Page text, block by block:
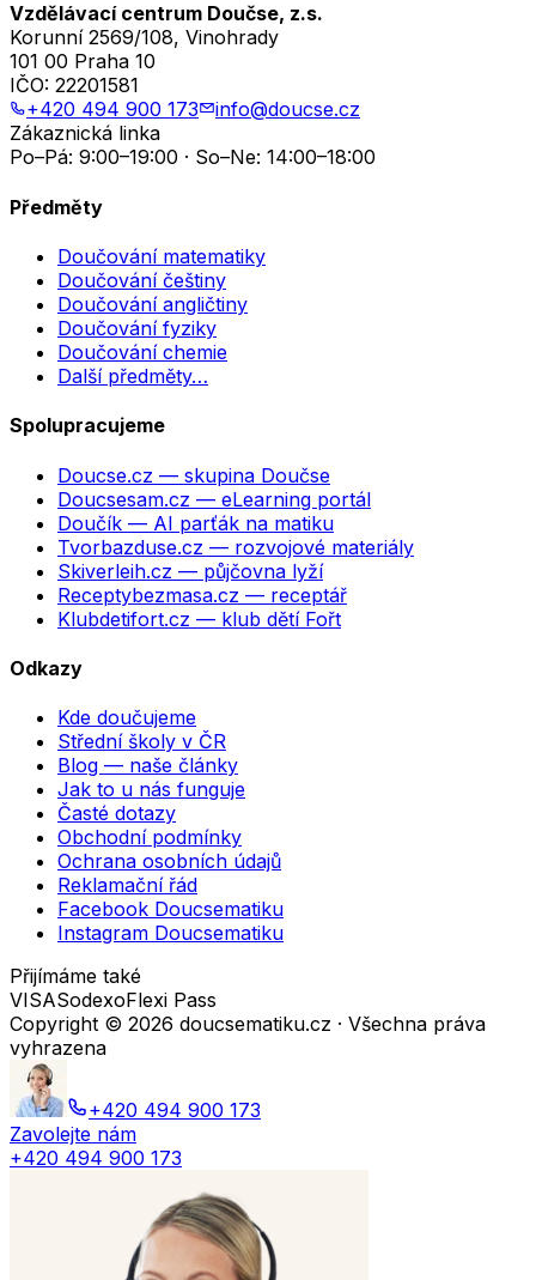
Vzdělávací centrum Doučse, z.s.
Korunní 2569/108, Vinohrady
101 00 Praha 10
IČO: 22201581
+420 494 900 173
info@doucse.cz
Zákaznická linka
Po–Pá: 9:00–19:00 · So–Ne: 14:00–18:00
Předměty
Doučování matematiky
Doučování češtiny
Doučování angličtiny
Doučování fyziky
Doučování chemie
Další předměty…
Spolupracujeme
Doucse.cz — skupina Doučse
Doucsesam.cz — eLearning portál
Doučík — AI parťák na matiku
Tvorbazduse.cz — rozvojové materiály
Skiverleih.cz — půjčovna lyží
Receptybezmasa.cz — receptář
Klubdetifort.cz — klub dětí Fořt
Odkazy
Kde doučujeme
Střední školy v ČR
Blog — naše články
Jak to u nás funguje
Časté dotazy
Obchodní podmínky
Ochrana osobních údajů
Reklamační řád
Facebook Doucsematiku
Instagram Doucsematiku
Přijímáme také
VISASodexoFlexi Pass
Copyright © 2026 doucsematiku.cz · Všechna práva
vyhrazena
+420 494 900 173
Zavolejte nám
+420 494 900 173